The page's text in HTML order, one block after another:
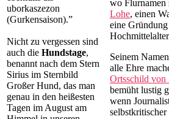
uborkaszezon
(Gurkensaison).”
Nicht zu vergessen sind
auch die Hundstage,
benannt nach dem Stern
Sirius im Sternbild
Großer Hund, das man
genau in den heißesten
Tagen im August am
wo Flurnamen
Lohe, einen
eine
Seinem
alle Ehre
Ortsschild von
bemüht lustig
wenn